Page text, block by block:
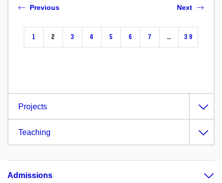
Previous
1 2 3 4 5 6 7 … 39
Next
Projects
Teaching
Admissions